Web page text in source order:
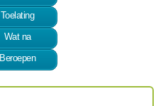
Toelating
Wat na
Beroepen